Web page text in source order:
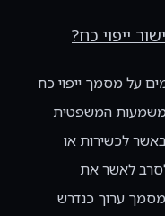
ייפוי כח?
על מסמך ייפוי כח
המשפטית
לכשירות או
לאשר את
ערוך כנדרש